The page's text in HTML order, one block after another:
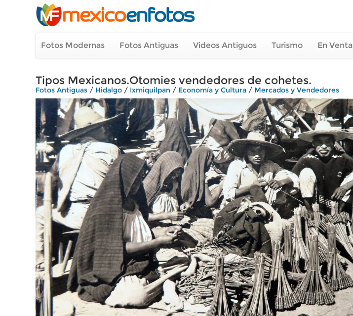
Fotos Modernas Fotos Antiguas Videos Antiguos Turismo En Venta
Tipos Mexicanos.Otomies vendedores de cohetes.
Fotos Antiguas / Hidalgo / Ixmiquilpan / Economía y Cultura / Mercados y Vendedores